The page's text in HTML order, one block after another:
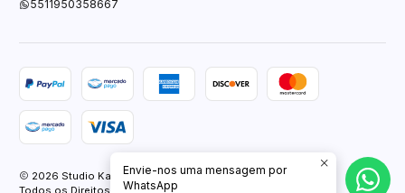
5511950358667
2026 Studio Kako.
Todos os Direitos Reservados.
Envie-nos uma mensagem por
WhatsApp